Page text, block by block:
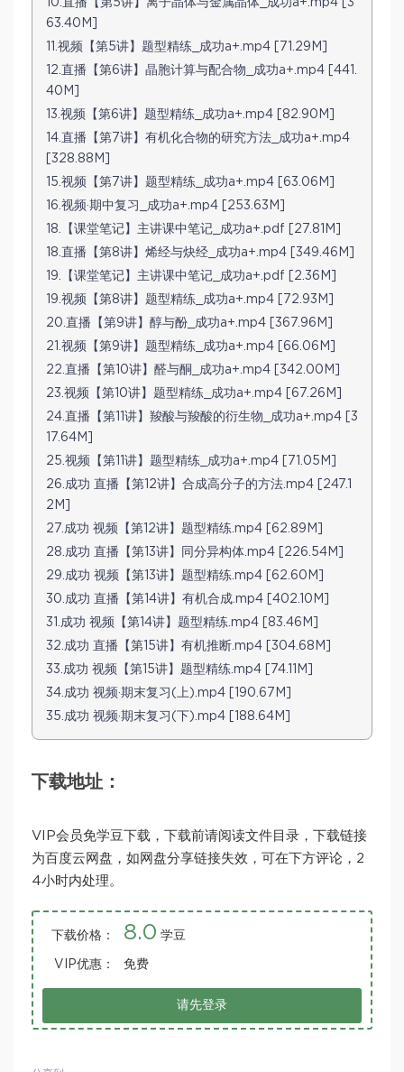
10.直播【第5讲】离子晶体与金属晶体_成功a+.mp4 [3
63.40M]
11.视频【第5讲】题型精练_成功a+.mp4 [71.29M]
12.直播【第6讲】晶胞计算与配合物_成功a+.mp4 [441.
40M]
13.视频【第6讲】题型精练_成功a+.mp4 [82.90M]
14.直播【第7讲】有机化合物的研究方法_成功a+.mp4
[328.88M]
15.视频【第7讲】题型精练_成功a+.mp4 [63.06M]
16.视频·期中复习_成功a+.mp4 [253.63M]
18.【课堂笔记】主讲课中笔记_成功a+.pdf [27.81M]
18.直播【第8讲】烯经与炔经_成功a+.mp4 [349.46M]
19.【课堂笔记】主讲课中笔记_成功a+.pdf [2.36M]
19.视频【第8讲】题型精练_成功a+.mp4 [72.93M]
20.直播【第9讲】醇与酚_成功a+.mp4 [367.96M]
21.视频【第9讲】题型精练_成功a+.mp4 [66.06M]
22.直播【第10讲】醛与酮_成功a+.mp4 [342.00M]
23.视频【第10讲】题型精练_成功a+.mp4 [67.26M]
24.直播【第11讲】羧酸与羧酸的衍生物_成功a+.mp4 [3
17.64M]
25.视频【第11讲】题型精练_成功a+.mp4 [71.05M]
26.成功 直播【第12讲】合成高分子的方法.mp4 [247.1
2M]
27.成功 视频【第12讲】题型精练.mp4 [62.89M]
28.成功 直播【第13讲】同分异构体.mp4 [226.54M]
29.成功 视频【第13讲】题型精练.mp4 [62.60M]
30.成功 直播【第14讲】有机合成.mp4 [402.10M]
31.成功 视频【第14讲】题型精练.mp4 [83.46M]
32.成功 直播【第15讲】有机推断.mp4 [304.68M]
33.成功 视频【第15讲】题型精练.mp4 [74.11M]
34.成功 视频·期末复习(上).mp4 [190.67M]
35.成功 视频·期末复习(下).mp4 [188.64M]
下载地址：
VIP会员免学豆下载，下载前请阅读文件目录，下载链接
为百度云网盘，如网盘分享链接失效，可在下方评论，2
4小时内处理。
下载价格： 8.0 学豆
VIP优惠： 免费
请先登录